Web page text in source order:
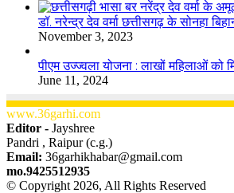
डॉ. नरेन्द्र देव वर्मा छत्तीसगढ़ के सोनहा
November 3, 2023
पीएम उज्ज्वला योजना : लाखों महिलाओं को
June 11, 2024
www.36garhi.com
Editor - Jayshree
Pandri , Raipur (c.g.)
Email: 36garhikhabar@gmail.com
mo.9425512935
© Copyright 2026, All Rights Reserved